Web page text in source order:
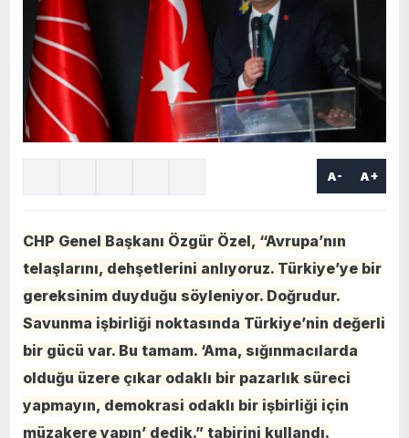
A- A+
CHP Genel Başkanı Özgür Özel, “Avrupa’nın
telaşlarını, dehşetlerini anlıyoruz. Türkiye’ye bir
gereksinim duyduğu söyleniyor. Doğrudur.
Savunma işbirliği noktasında Türkiye’nin değerli
bir gücü var. Bu tamam. ‘Ama, sığınmacılarda
olduğu üzere çıkar odaklı bir pazarlık süreci
yapmayın, demokrasi odaklı bir işbirliği için
müzakere yapın’ dedik.” tabirini kullandı.